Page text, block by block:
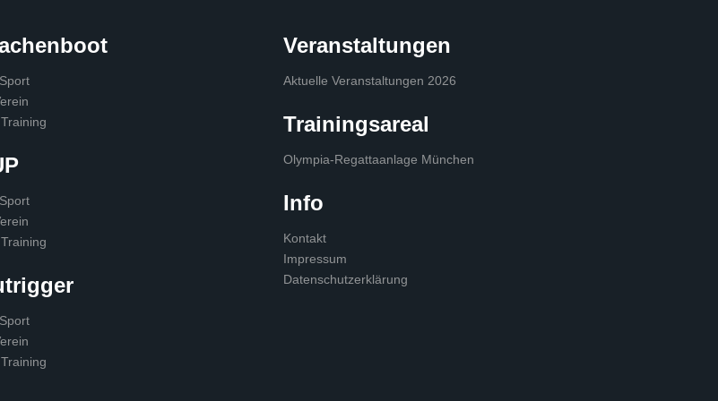
Veranstaltungen
Aktuelle Veranstaltungen 2026
Trainingsareal
Olympia-Regattaanlage München
Info
Kontakt
Impressum
Datenschutzerklärung